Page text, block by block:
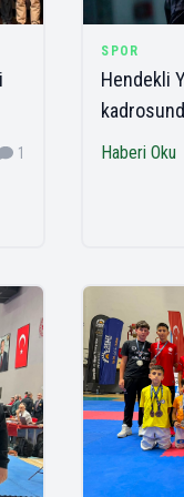
1
SPOR
Hendekli
Haberi Oku